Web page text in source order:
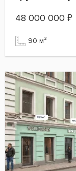
48 000 000 ₽
90 м²